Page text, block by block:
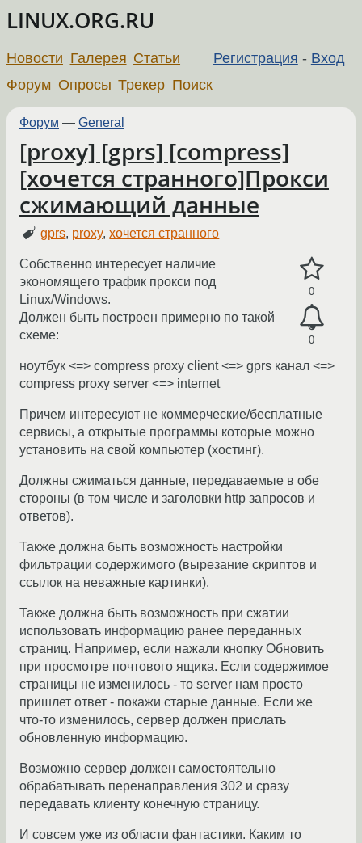
LINUX.ORG.RU
Регистрация - Вход
Новости Галерея Статьи
Форум Опросы Трекер Поиск
Форум — General
[proxy] [gprs] [compress]
[хочется странного]Прокси
сжимающий данные
gprs, proxy,хочется странного
0
0
Собственно интересует наличие
экономящего трафик прокси под
Linux/Windows.
Должен быть построен примерно по такой
схеме:
ноутбук <=> compress proxy client <=> gprs канал <=>
compress proxy server <=> internet
Причем интересуют не коммерческие/бесплатные
сервисы, а открытые программы которые можно
установить на свой компьютер (хостинг).
Должны сжиматься данные, передаваемые в обе
стороны (в том числе и заголовки http запросов и
ответов).
Также должна быть возможность настройки
фильтрации содержимого (вырезание скриптов и
ссылок на неважные картинки).
Также должна быть возможность при сжатии
использовать информацию ранее переданных
страниц. Например, если нажали кнопку Обновить
при просмотре почтового ящика. Если содержимое
страницы не изменилось - то server нам просто
пришлет ответ - покажи старые данные. Если же
что-то изменилось, сервер должен прислать
обновленную информацию.
Возможно сервер должен самостоятельно
обрабатывать перенаправления 302 и сразу
передавать клиенту конечную страницу.
И совсем уже из области фантастики. Каким то